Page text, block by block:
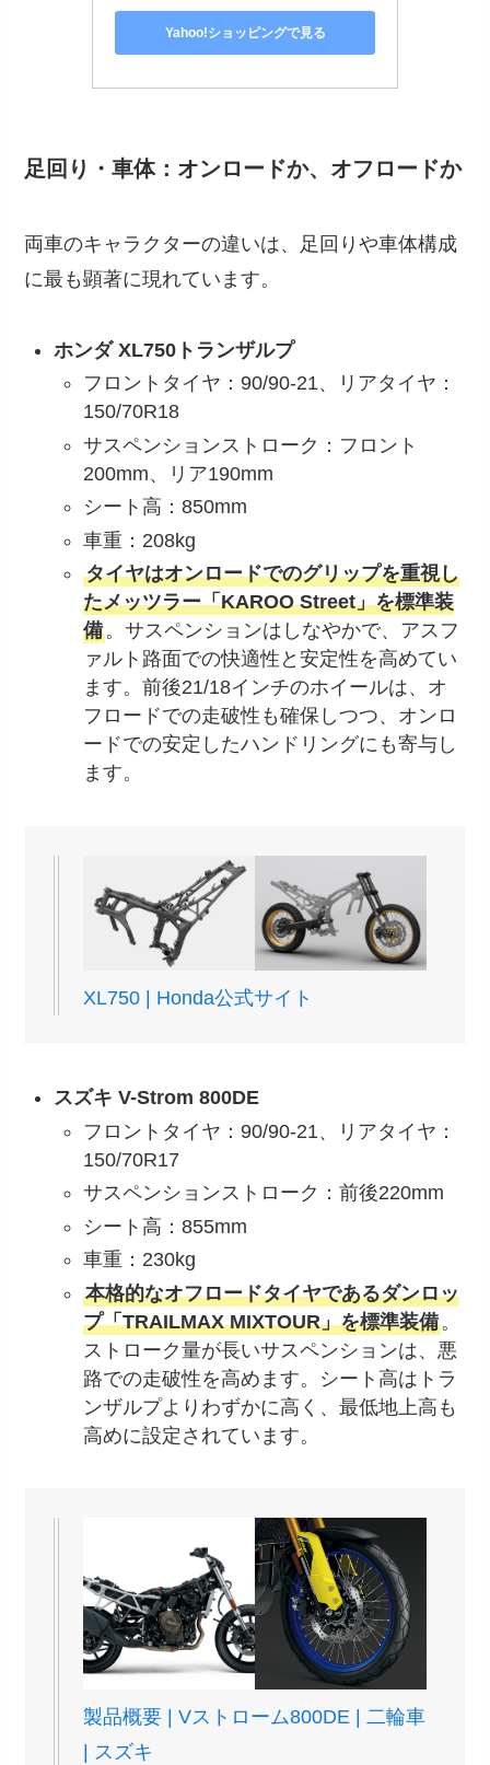
Yahoo!ショッピングで見る
足回り・車体：オンロードか、オフロードか
両車のキャラクターの違いは、足回りや車体構成
に最も顕著に現れています。
ホンダ XL750トランザルプ
フロントタイヤ：90/90-21、リアタイヤ：
150/70R18
サスペンションストローク：フロント
200mm、リア190mm
シート高：850mm
車重：208kg
タイヤはオンロードでのグリップを重視し
たメッツラー「KAROO Street」を標準装
備。サスペンションはしなやかで、アスフ
ァルト路面での快適性と安定性を高めてい
ます。前後21/18インチのホイールは、オ
フロードでの走破性も確保しつつ、オンロ
ードでの安定したハンドリングにも寄与し
ます。
XL750 | Honda公式サイト
スズキ V-Strom 800DE
フロントタイヤ：90/90-21、リアタイヤ：
150/70R17
サスペンションストローク：前後220mm
シート高：855mm
車重：230kg
本格的なオフロードタイヤであるダンロッ
プ「TRAILMAX MIXTOUR」を標準装備。
ストローク量が長いサスペンションは、悪
路での走破性を高めます。シート高はトラ
ンザルプよりわずかに高く、最低地上高も
高めに設定されています。
製品概要 | Vストローム800DE | 二輪車
| スズキ